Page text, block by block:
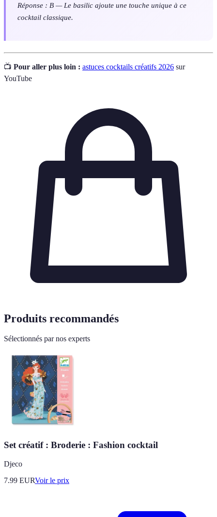
Réponse : B — Le basilic ajoute une touche unique à ce
cocktail classique.
📺 Pour aller plus loin : astuces cocktails créatifs 2026 sur
YouTube
Produits recommandés
Sélectionnés par nos experts
Set créatif : Broderie : Fashion cocktail
Djeco
7.99 EURVoir le prix